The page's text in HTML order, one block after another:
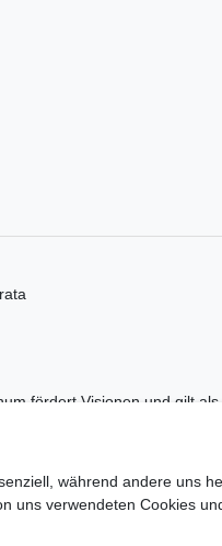
fördert Visionen und gilt
bietet sich nur zum
während andere uns
uns verwendeten Cookies